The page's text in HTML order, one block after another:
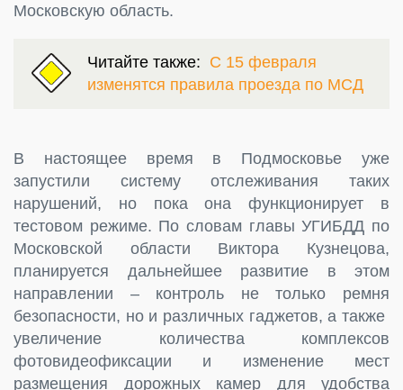
Московскую область.
Читайте также: С 15 февраля
изменятся правила проезда по МСД
В настоящее время в Подмосковье уже
запустили систему отслеживания таких
нарушений, но пока она функционирует в
тестовом режиме. По словам главы УГИБДД по
Московской области Виктора Кузнецова,
планируется дальнейшее развитие в этом
направлении – контроль не только ремня
безопасности, но и различных гаджетов, а также
увеличение количества комплексов
фотовидеофиксации и изменение мест
размещения дорожных камер для удобства